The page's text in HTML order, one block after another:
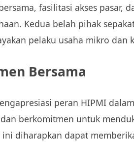
fasilitasi akses pasar,
Kedua belah pihak
pelaku usaha mikro dan
Bersama
peran HIPMI
berkomitmen untuk
ini diharapkan dapat